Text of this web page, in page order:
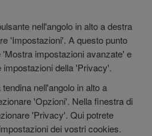
nell'angolo in alto a destra
'Impostazioni'. A questo punto
'Mostra impostazioni avanzate' e
impostazioni della 'Privacy'.
nell'angolo in alto a
'Opzioni'. Nella finestra di
'Privacy'. Qui potrete
dei vostri cookies.